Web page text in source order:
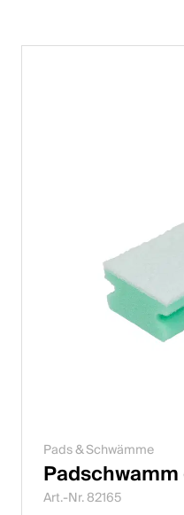
Pads & Schwämme
Art.-Nr. 82165